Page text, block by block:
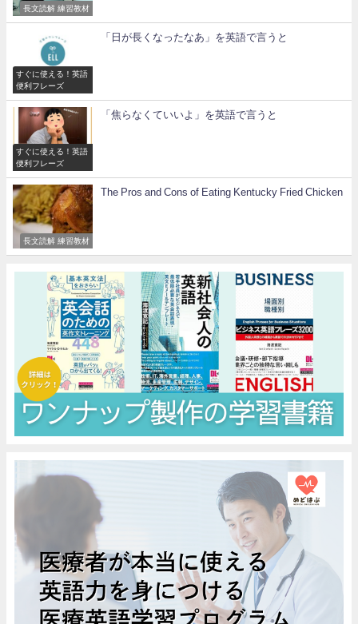
長文読解 練習教材
すぐに使える！英語
便利フレーズ
「日が長くなったなあ」を英語で言うと
すぐに使える！英語
便利フレーズ
「焦らなくていいよ」を英語で言うと
長文読解 練習教材
The Pros and Cons of Eating Kentucky Fried Chicken